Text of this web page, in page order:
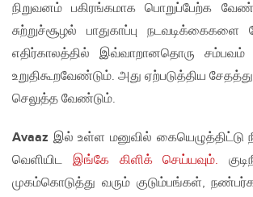
நிறுவனம் பகிரங்கமாக பொறுப்பேற்க
சுற்றுச்சூழல் பாதுகாப்பு நடவடிக்கைகளை
எதிர்காலத்தில் இவ்வாறானதொரு சம்பவம்
உறுதிகூறவேண்டும். அது ஏற்படுத்திய
செலுத்த வேண்டும்.
Avaaz இல் உள்ள மனுவில் கையெழுத்திட்டு
வெளியிட இங்கே கிளிக் செய்யவும்.
முகம்கொடுத்து வரும் குடும்பங்கள்,